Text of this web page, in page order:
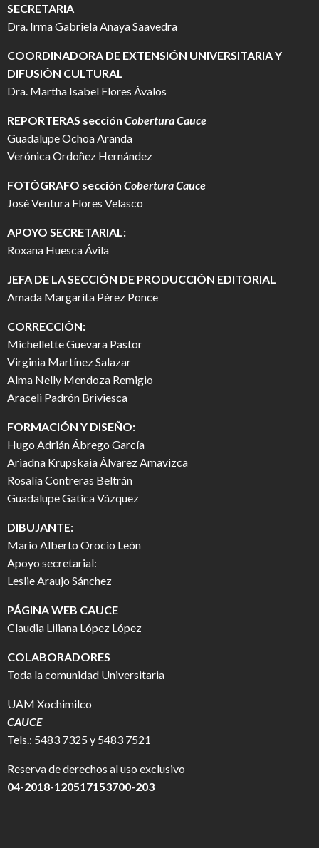
SECRETARIA
Dra. Irma Gabriela Anaya Saavedra
COORDINADORA DE EXTENSIÓN UNIVERSITARIA Y
DIFUSIÓN CULTURAL
Dra. Martha Isabel Flores Ávalos
REPORTERAS sección Cobertura Cauce
Guadalupe Ochoa Aranda
Verónica Ordoñez Hernández
FOTÓGRAFO sección Cobertura Cauce
José Ventura Flores Velasco
APOYO SECRETARIAL:
Roxana Huesca Ávila
JEFA DE LA SECCIÓN DE PRODUCCIÓN EDITORIAL
Amada Margarita Pérez Ponce
CORRECCIÓN:
Michellette Guevara Pastor
Virginia Martínez Salazar
Alma Nelly Mendoza Remigio
Araceli Padrón Briviesca
FORMACIÓN Y DISEÑO:
Hugo Adrián Ábrego García
Ariadna Krupskaia Álvarez Amavizca
Rosalía Contreras Beltrán
Guadalupe Gatica Vázquez
DIBUJANTE:
Mario Alberto Orocio León
Apoyo secretarial:
Leslie Araujo Sánchez
PÁGINA WEB CAUCE
Claudia Liliana López López
COLABORADORES
Toda la comunidad Universitaria
UAM Xochimilco
CAUCE
Tels.: 5483 7325 y 5483 7521
Reserva de derechos al uso exclusivo
04-2018-120517153700-203